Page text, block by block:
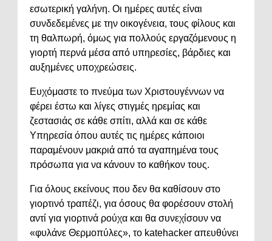
εσωτερική γαλήνη. Οι ημέρες αυτές είναι
συνδεδεμένες με την οικογένεια, τους φίλους και
τη θαλπωρή, όμως για πολλούς εργαζόμενους η
γιορτή περνά μέσα από υπηρεσίες, βάρδιες και
αυξημένες υποχρεώσεις.
Ευχόμαστε το πνεύμα των Χριστουγέννων να
φέρει έστω και λίγες στιγμές ηρεμίας και
ζεστασιάς σε κάθε σπίτι, αλλά και σε κάθε
Υπηρεσία όπου αυτές τις ημέρες κάποιοι
παραμένουν μακριά από τα αγαπημένα τους
πρόσωπα για να κάνουν το καθήκον τους.
Για όλους εκείνους που δεν θα καθίσουν στο
γιορτινό τραπέζι, για όσους θα φορέσουν στολή
αντί για γιορτινά ρούχα και θα συνεχίσουν να
«φυλάνε Θερμοπύλες», το katehacker απευθύνει